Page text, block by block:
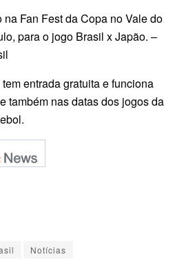
Fan Fest da Copa no Vale do
para o jogo Brasil x Japão. –
entrada gratuita e funciona
também nas datas dos jogos da
Notícias